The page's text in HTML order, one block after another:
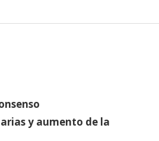
y aumento de la